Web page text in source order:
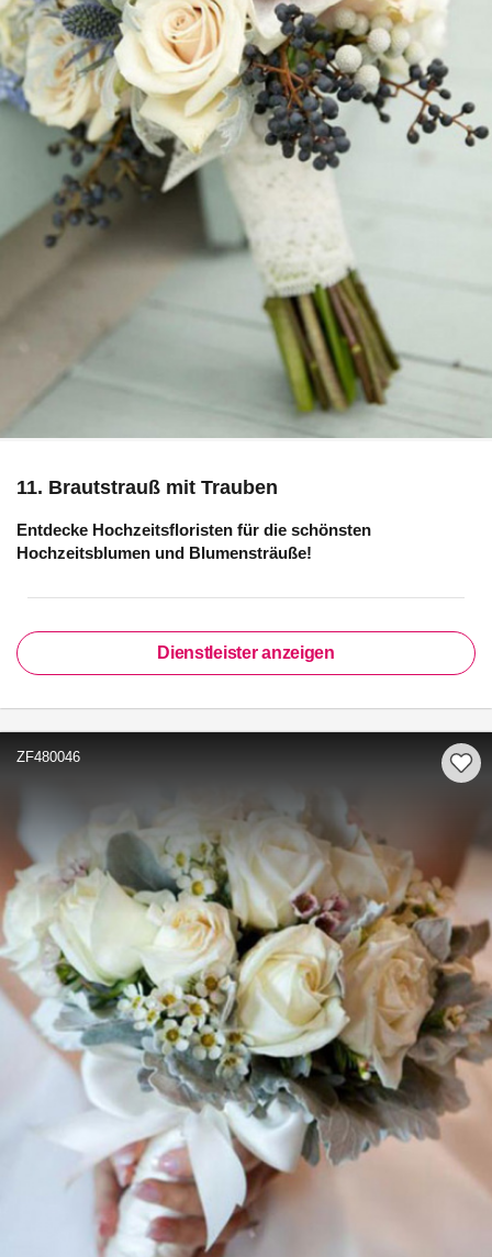
11. Brautstrauß mit Trauben
Entdecke Hochzeitsfloristen für die schönsten
Hochzeitsblumen und Blumensträuße!
Dienstleister anzeigen
ZF480046